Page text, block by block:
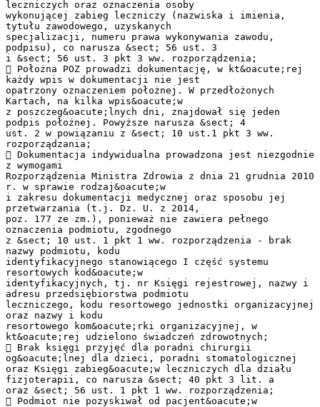
leczniczych oraz oznaczenia osoby
wykonującej zabieg leczniczy (nazwiska i imienia,
tytułu zawodowego, uzyskanych
specjalizacji, numeru prawa wykonywania zawodu,
podpisu), co narusza &sect; 56 ust. 3
i &sect; 56 ust. 3 pkt 3 ww. rozporządzenia;
 Położna POZ prowadzi dokumentację, w kt&oacute;rej
każdy wpis w dokumentacji nie jest
opatrzony oznaczeniem położnej. W przedłożonych
Kartach, na kilka wpis&oacute;w
z poszczeg&oacute;lnych dni, znajdował się jeden
podpis położnej. Powyższe narusza &sect; 4
ust. 2 w powiązaniu z &sect; 10 ust.1 pkt 3 ww.
rozporządzania;
 Dokumentacja indywidualna prowadzona jest niezgodnie
z wymogami
Rozporządzenia Ministra Zdrowia z dnia 21 grudnia 2010
r. w sprawie rodzaj&oacute;w
i zakresu dokumentacji medycznej oraz sposobu jej
przetwarzania (t.j. Dz. U. z 2014,
poz. 177 ze zm.), ponieważ nie zawiera pełnego
oznaczenia podmiotu, zgodnego
z &sect; 10 ust. 1 pkt 1 ww. rozporządzenia - brak
nazwy podmiotu, kodu
identyfikacyjnego stanowiącego I część systemu
resortowych kod&oacute;w
identyfikacyjnych, tj. nr Księgi rejestrowej, nazwy i
adresu przedsiębiorstwa podmiotu
leczniczego, kodu resortowego jednostki organizacyjnej
oraz nazwy i kodu
resortowego kom&oacute;rki organizacyjnej, w
kt&oacute;rej udzielono świadczeń zdrowotnych;
 Brak księgi przyjęć dla poradni chirurgii
og&oacute;lnej dla dzieci, poradni stomatologicznej
oraz Księgi zabieg&oacute;w leczniczych dla działu
fizjoterapii, co narusza &sect; 40 pkt 3 lit. a
oraz &sect; 56 ust. 1 pkt 1 ww. rozporządzenia;
 Podmiot nie pozyskiwał od pacjent&oacute;w